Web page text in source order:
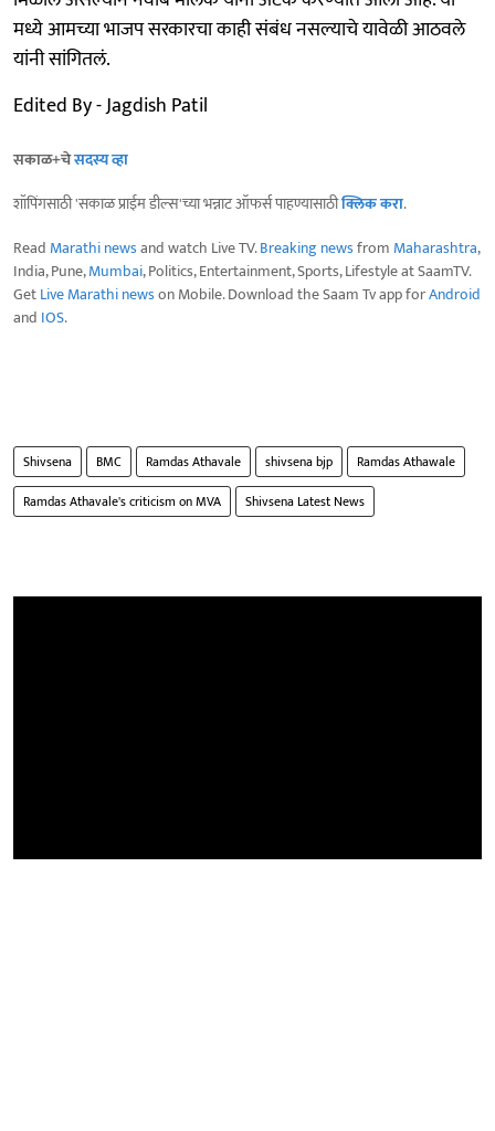
मध्ये आमच्या भाजप सरकारचा काही संबंध नसल्याचे यावेळी आठवले
यांनी सांगितलं.
Edited By - Jagdish Patil
सकाळ+चेसदस्य व्हा
शॉपिंगसाठी 'सकाळ प्राईम डील्स'च्या भन्नाट ऑफर्स पाहण्यासाठीक्लिक करा.
Read Marathi newsand watch Live TV.Breaking newsfrom Maharashtra,
India, Pune,Mumbai, Politics, Entertainment, Sports, Lifestyle at SaamTV.
GetLive Marathi newson Mobile. Download the Saam Tv app forAndroid
and IOS.
Shivsena BMC Ramdas Athavale shivsena bjp
Ramdas Athawale
Ramdas Athavale's criticism on MVA
Shivsena Latest News